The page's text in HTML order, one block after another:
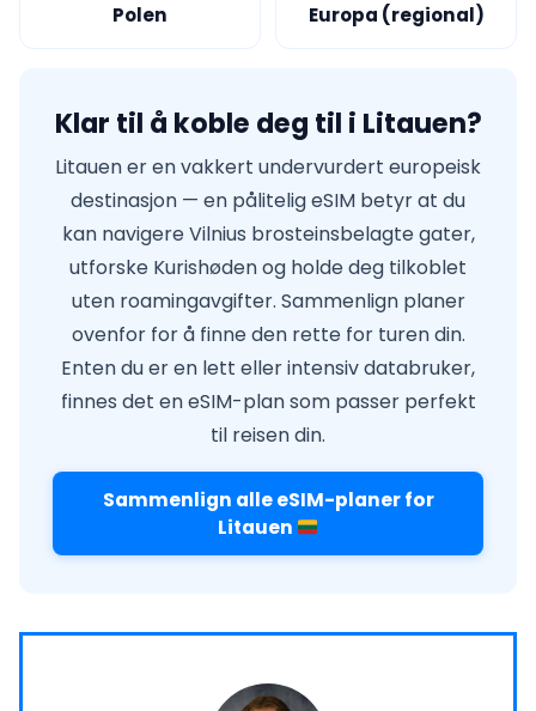
Polen Europa (regional)
Klar til å koble deg til i Litauen?
Litauen er en vakkert undervurdert europeisk
destinasjon — en pålitelig eSIM betyr at du
kan navigere Vilnius brosteinsbelagte gater,
utforske Kurishøden og holde deg tilkoblet
uten roamingavgifter. Sammenlign planer
ovenfor for å finne den rette for turen din.
Enten du er en lett eller intensiv databruker,
finnes det en eSIM-plan som passer perfekt
til reisen din.
Sammenlign alle eSIM-planer for
Litauen